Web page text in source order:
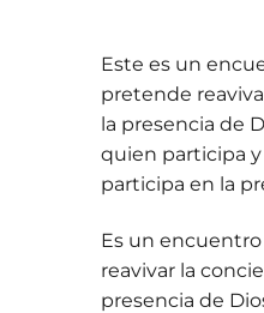
Este es un
pretende
la presencia de
quien participa
participa en la
Es un
reavivar la
presencia de